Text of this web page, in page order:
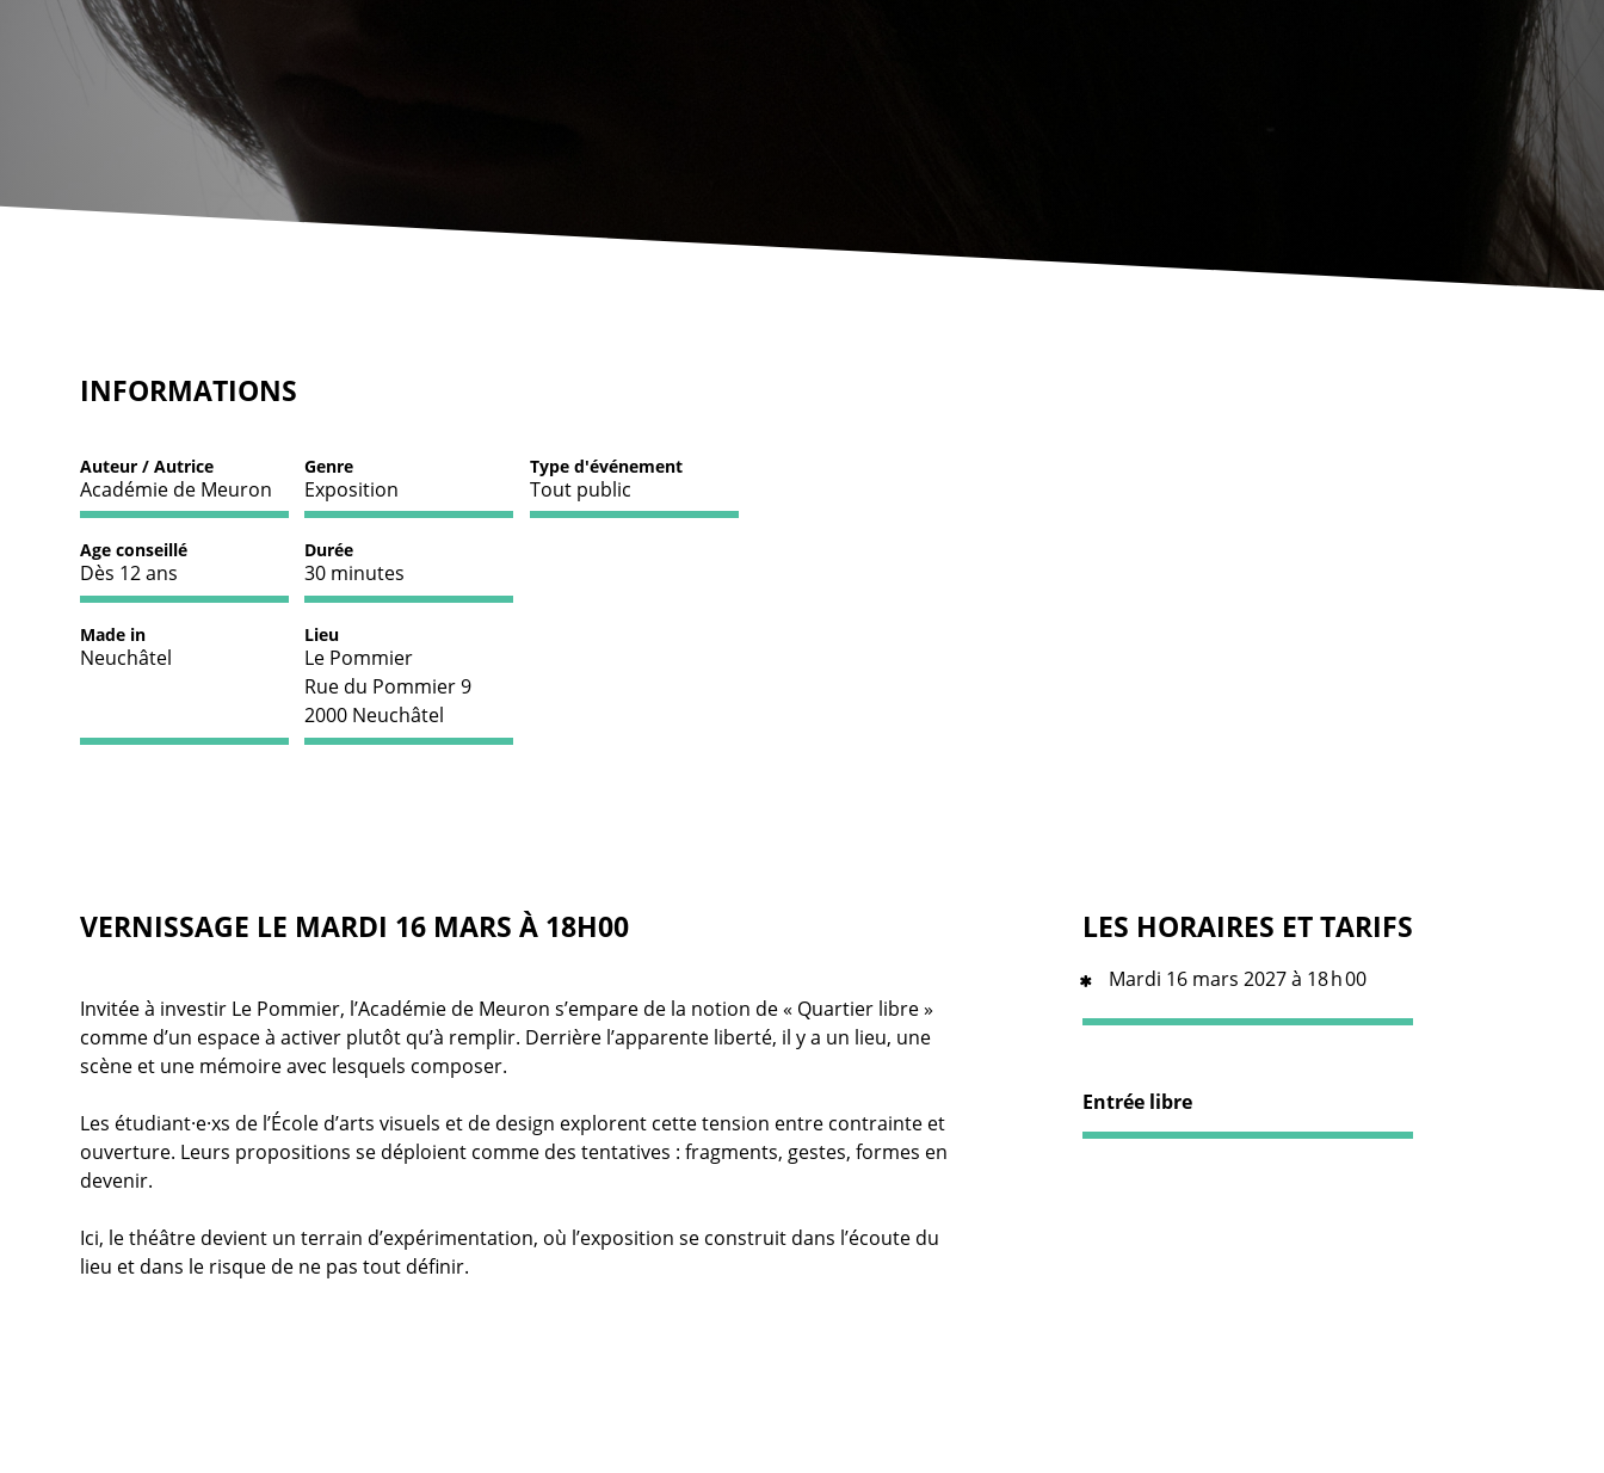
INFORMATIONS
Auteur / Autrice
Académie de Meuron
Genre
Exposition
Type d'événement
Tout public
Age conseillé
Dès 12 ans
Durée
30 minutes
Made in
Neuchâtel
Lieu
Le Pommier
Rue du Pommier 9
2000 Neuchâtel
VERNISSAGE LE MARDI 16 MARS À 18H00
Invitée à investir Le Pommier, l’Académie de Meuron s’empare de la notion de « Quartier libre »
comme d’un espace à activer plutôt qu’à remplir. Derrière l’apparente liberté, il y a un lieu, une
scène et une mémoire avec lesquels composer.
Les étudiant·e·xs de l’École d’arts visuels et de design explorent cette tension entre contrainte et
ouverture. Leurs propositions se déploient comme des tentatives : fragments, gestes, formes en
devenir.
Ici, le théâtre devient un terrain d’expérimentation, où l’exposition se construit dans l’écoute du
lieu et dans le risque de ne pas tout définir.
LES HORAIRES ET TARIFS
Mardi 16 mars 2027 à 18 h 00
Entrée libre